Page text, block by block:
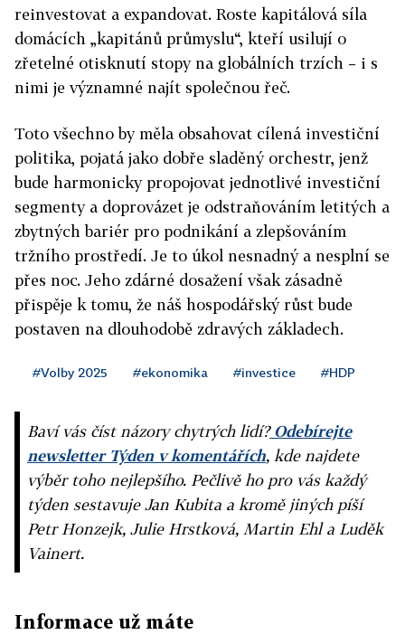
reinvestovat a expandovat. Roste kapitálová síla
domácích „kapitánů průmyslu“, kteří usilují o
zřetelné otisknutí stopy na globálních trzích – i s
nimi je významné najít společnou řeč.
Toto všechno by měla obsahovat cílená investiční
politika, pojatá jako dobře sladěný orchestr, jenž
bude harmonicky propojovat jednotlivé investiční
segmenty a doprovázet je odstraňováním letitých a
zbytných bariér pro podnikání a zlepšováním
tržního prostředí. Je to úkol nesnadný a nesplní se
přes noc. Jeho zdárné dosažení však zásadně
přispěje k tomu, že náš hospodářský růst bude
postaven na dlouhodobě zdravých základech.
#Volby 2025 #ekonomika #investice #HDP
Baví vás číst názory chytrých lidí?Odebírejte
newsletter Týden v komentářích, kde najdete
výběr toho nejlepšího. Pečlivě ho pro vás každý
týden sestavuje Jan Kubita a kromě jiných píší
Petr Honzejk, Julie Hrstková, Martin Ehl a Luděk
Vainert.
Informace už máte